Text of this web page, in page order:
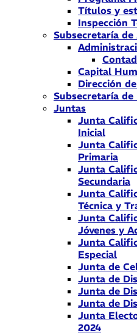
Títulos y
Inspección
Subsecretaría
Capital
Dirección
Subsecretaría
Juntas
Junta
Inicial
Junta
Primaria
Junta
Secundaria
Junta
Técnica y
Junta
Jóvenes y
Junta
Especial
Junta de
Junta de
Junta de
Junta de
Junta
2024